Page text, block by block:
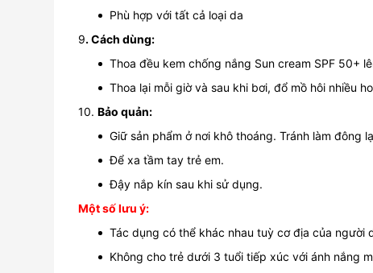
Phù hợp với tất cả loại da
9. Cách dùng:
Thoa đều kem chống nắng Sun cream SPF 50+
Thoa lại mỗi giờ và sau khi bơi, đổ mồ hôi nhiều
10. Bảo quản:
Giữ sản phẩm ở nơi khô thoáng. Tránh làm đông
Để xa tầm tay trẻ em.
Đậy nắp kín sau khi sử dụng.
Một số lưu ý:
Tác dụng có thể khác nhau tuỳ cơ địa của người
Không cho trẻ dưới 3 tuổi tiếp xúc với ánh nắng